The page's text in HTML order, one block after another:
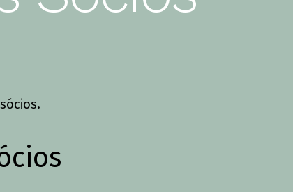
institucional